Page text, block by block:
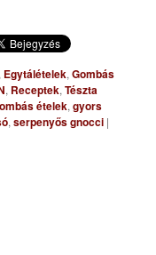
Egytálételek,Gombás
, Receptek,Tészta
ételek,gyors
,serpenyős gnocci |